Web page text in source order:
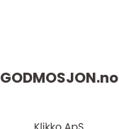
GODMOSJON.no